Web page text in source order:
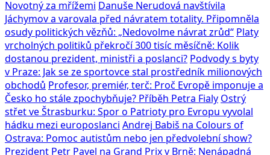
Novotný za mřížemi Danuše Nerudová navštívila
Jáchymov a varovala před návratem totality. Připomněla
osudy politických vězňů: „Nedovolme návrat zrůd“ Platy
vrcholných politiků překročí 300 tisíc měsíčně: Kolik
dostanou prezident, ministři a poslanci? Podvody s byty
v Praze: Jak se ze sportovce stal prostředník milionových
obchodů Profesor, premiér, terč: Proč Evropě imponuje a
Česko ho stále zpochybňuje? Příběh Petra Fialy Ostrý
střet ve Štrasburku: Spor o Patrioty pro Evropu vyvolal
hádku mezi europoslanci Andrej Babiš na Colours of
Ostrava: Pomoc autistům nebo jen předvolební show?
Prezident Petr Pavel na Grand Prix v Brně: Nenápadná